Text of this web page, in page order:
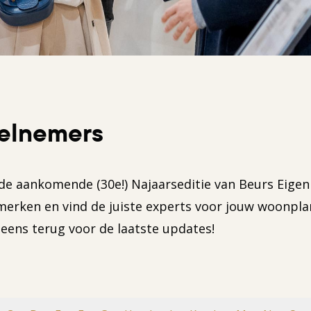
aankomende (30e!) Najaarseditie van Beurs
en vind de juiste experts voor jouw
terug voor de laatste updates!